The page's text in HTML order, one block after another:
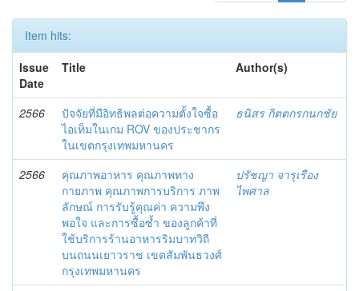
Item hits:
Issue
Date
Title Author(s)
2566
ปัจจัยที่มีอิทธิพลต่อความตั้งใจซื้อ
ไอเท็มในเกม ROV ของประชากร
ในเขตกรุงเทพมหานคร
ธนิสร กิตตกรกนกชัย
2566
คุณภาพอาหาร คุณภาพทาง
กายภาพ คุณภาพการบริการ ภาพ
ลักษณ์ การรับรู้คุณค่า ความพึง
พอใจ และการซื้อซ้ำ ของลูกค้าที่
ใช้บริการร้านอาหารริมบาทวิถี
บนถนนเยาวราช เขตสัมพันธวงศ์
กรุงเทพมหานคร
ปรัชญา จารุเรือง
ไพศาล